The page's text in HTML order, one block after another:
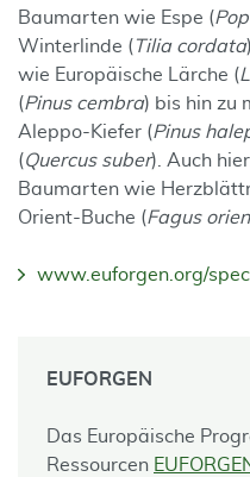
Baumarten wie Espe (
Winterlinde ( Tilia cordata
wie Europäische Lärche (
(Pinus cembra) bis hin zu
Aleppo-Kiefer (Pinus
(Quercus suber). Auch
Baumarten wie
Orient-Buche (Fagus
www.euforgen.org/
EUFORGEN
Das Europäische
Ressourcen